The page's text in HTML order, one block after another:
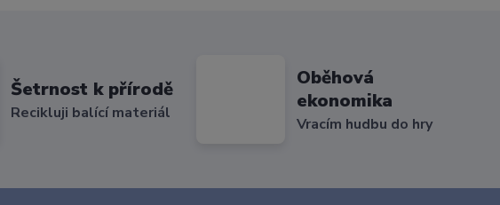
Šetrnost k přírodě
Recikluji balící materiál
Oběhová
ekonomika
Vracím hudbu do hry